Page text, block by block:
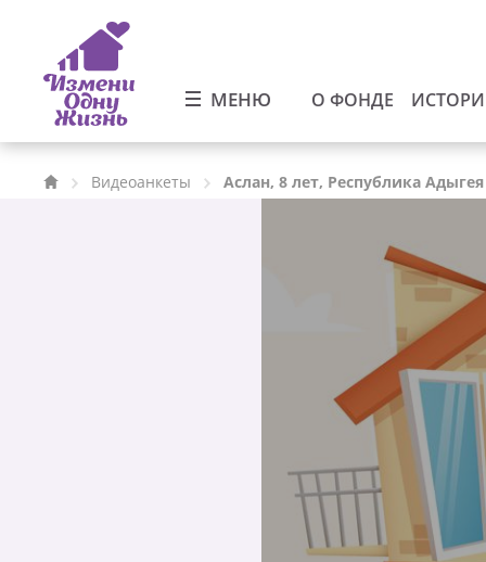
МЕНЮ О ФОНДЕ
Видеоанкеты Аслан, 8 лет, Республика Адыгея